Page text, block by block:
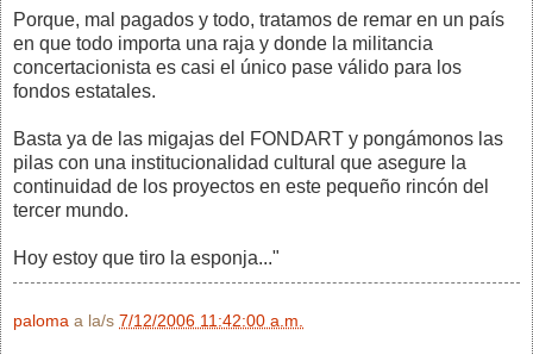
Porque, mal pagados y todo, tratamos de remar en un país
en que todo importa una raja y donde la militancia
concertacionista es casi el único pase válido para los
fondos estatales.
Basta ya de las migajas del FONDART y pongámonos las
pilas con una institucionalidad cultural que asegure la
continuidad de los proyectos en este pequeño rincón del
tercer mundo.
Hoy estoy que tiro la esponja..."
paloma a la/s 7/12/2006 11:42:00 a.m.